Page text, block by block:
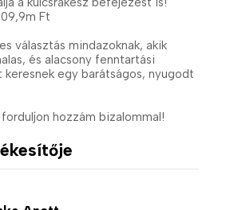
Ft
választás mindazoknak, akik
és alacsony fenntartási
egy barátságos, nyugodt
hozzám bizalommal!